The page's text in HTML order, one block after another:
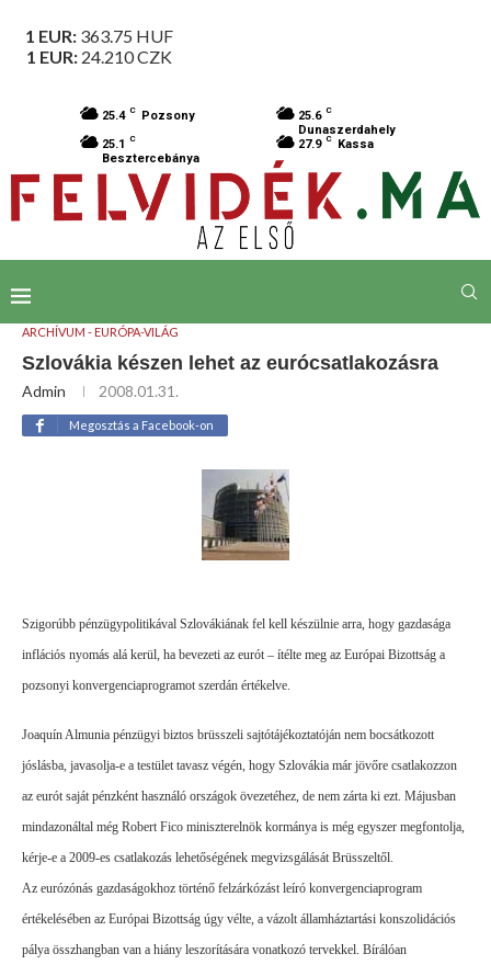
1 EUR: 363.75 HUF
1 EUR: 24.210CZK
25.4 C Pozsony 25.6 C
Dunaszerdahely
25.1 C
Besztercebánya
27.9 C Kassa
ARCHÍVUM - EURÓPA-VILÁG
Szlovákia készen lehet az eurócsatlakozásra
Admin 2008.01.31.
Megosztás a Facebook-on
Szigorúbb pénzügypolitikával Szlovákiának fel kell készülnie arra, hogy gazdasága
inflációs nyomás alá kerül, ha bevezeti az eurót – ítélte meg az Európai Bizottság a
pozsonyi konvergenciaprogramot szerdán értékelve.
Joaquín Almunia pénzügyi biztos brüsszeli sajtótájékoztatóján nem bocsátkozott
jóslásba, javasolja-e a testület tavasz végén, hogy Szlovákia már jövőre csatlakozzon
az eurót saját pénzként használó országok övezetéhez, de nem zárta ki ezt. Májusban
mindazonáltal még Robert Fico miniszterelnök kormánya is még egyszer megfontolja,
kérje-e a 2009-es csatlakozás lehetőségének megvizsgálását Brüsszeltől.
Az eurózónás gazdaságokhoz történő felzárkózást leíró konvergenciaprogram
értékelésében az Európai Bizottság úgy vélte, a vázolt államháztartási konszolidációs
pálya összhangban van a hiány leszorítására vonatkozó tervekkel. Bírálóan